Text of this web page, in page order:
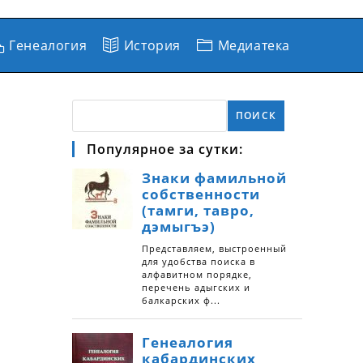
Генеалогия История Медиатека
ПОИСК
Популярное за сутки: